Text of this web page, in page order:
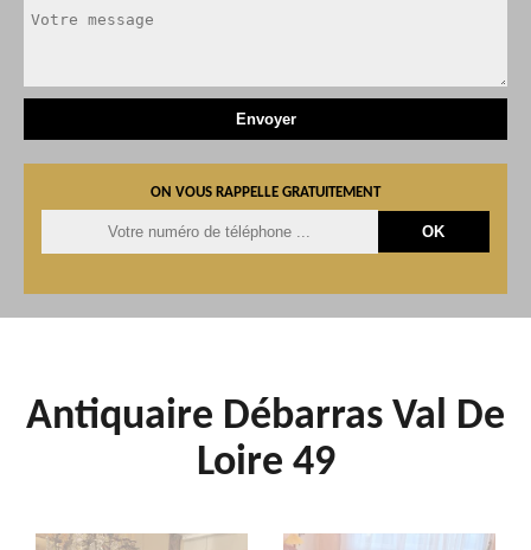
ON VOUS RAPPELLE GRATUITEMENT
Antiquaire Débarras Val De
Loire 49